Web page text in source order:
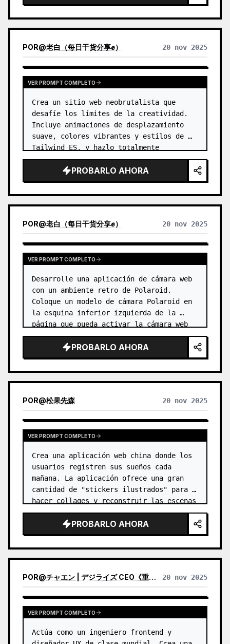
ejercicios. E…
POR@老白（每日干货分享✊） 20 nov 2025
VER PROMPT COMPLETO
Crea un sitio web neobrutalista que
desafíe los límites de la creatividad.
Incluye animaciones de desplazamiento
suave, colores vibrantes y estilos de
Tailwind ES, y hazlo totalmente
responsivo.
PROBARLO AHORA
POR@老白（每日干货分享✊） 20 nov 2025
VER PROMPT COMPLETO
Desarrolle una aplicación de cámara web
con un ambiente retro de Polaroid.
Coloque un modelo de cámara Polaroid en
la esquina inferior izquierda de la
página que pueda activar la cámara web
del usuario y mostrar una vista previa
en tiempo real. …PROBARLO AHORA
POR@松果先森 20 nov 2025
VER PROMPT COMPLETO
Crea una aplicación web china donde los
usuarios registren sus sueños cada
mañana. La aplicación ofrece una gran
cantidad de "stickers ilustrados" para
hacer collages y reconstruir las escenas
de los sueños, y finalmente genera una
tarjeta de sueños que parece…
PROBARLO AHORA
POR@チャエン | デジライズ CEO《重要AIニュースを毎日最速で発信⚡️》 20 nov 2025
VER PROMPT COMPLETO
Actúa como un ingeniero frontend y